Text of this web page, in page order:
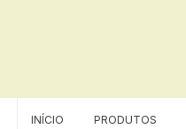
INÍCIO PRODUTOS